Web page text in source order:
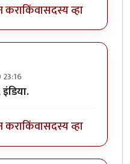
कराकिंवासदस्य व्हा
कराकिंवासदस्य व्हा